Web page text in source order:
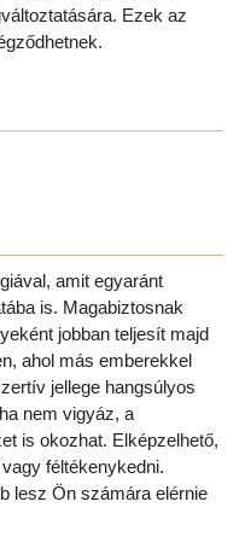
Ezek az
amit egyaránt
is. Magabiztosnak
jobban teljesít majd
ahol más emberekkel
jellege hangsúlyos
nem vigyáz, a
is okozhat. Elképzelhető,
féltékenykedni.
lesz Ön számára elérnie